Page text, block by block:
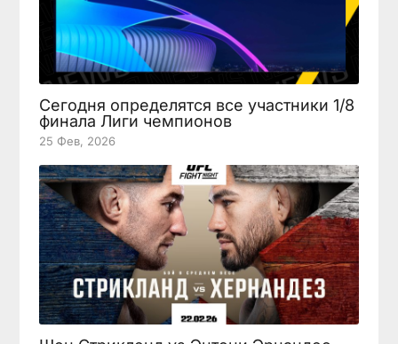
Сегодня определятся все участники 1/8
финала Лиги чемпионов
25 Фев, 2026